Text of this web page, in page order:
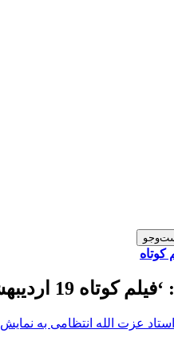
: ‘فیلم کوتاه 19 اردیبهشت 93 به کارگردانی اصلان شاه ابراهیمی’